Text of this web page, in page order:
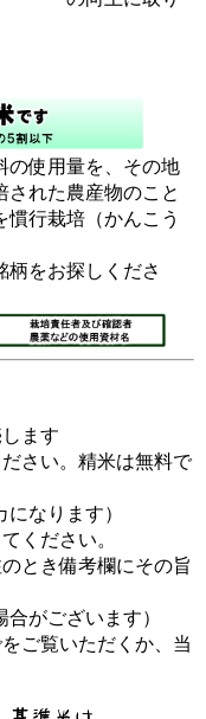
の使用量を、その地
された農産物のこと
行栽培（かんこう
柄をお探しくださ
ます
さい。精米は無料で
なります）
ください。
とき備考欄にその旨
がございます）
ご覧いただくか、当